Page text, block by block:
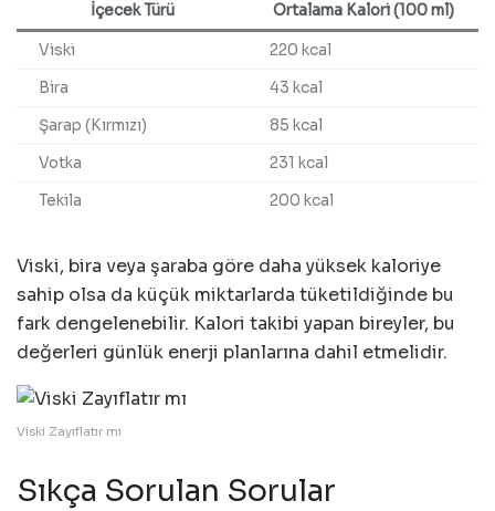
İçecek Türü Ortalama Kalori (100 ml)
Viski
220 kcal
Bira
43 kcal
Şarap (Kırmızı)
85 kcal
Votka
231 kcal
Tekila
200 kcal
Viski, bira veya şaraba göre daha yüksek kaloriye
sahip olsa da küçük miktarlarda tüketildiğinde bu
fark dengelenebilir. Kalori takibi yapan bireyler, bu
değerleri günlük enerji planlarına dahil etmelidir.
Viski Zayıflatır mı
Sıkça Sorulan Sorular